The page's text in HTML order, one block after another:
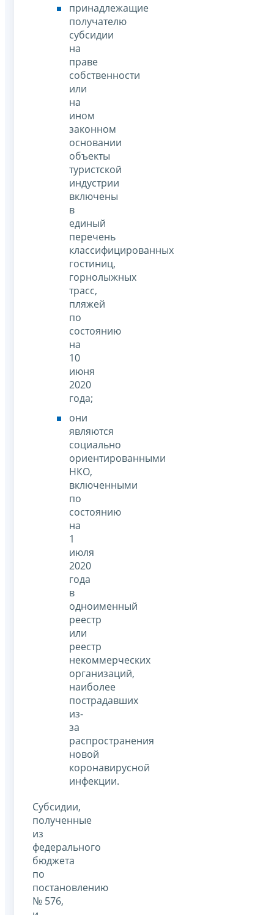
принадлежащие
получателю
субсидии
на
праве
собственности
или
на
ином
законном
основании
объекты
туристской
индустрии
включены
в
единый
перечень
классифицированных
гостиниц,
горнолыжных
трасс,
пляжей
по
состоянию
на
10
июня
2020
года;
они
являются
социально
ориентированными
НКО,
включенными
по
состоянию
на
1
июля
2020
года
в
одноименный
реестр
или
реестр
некоммерческих
организаций,
наиболее
пострадавших
из-
за
распространения
новой
коронавирусной
инфекции.
Субсидии,
полученные
из
федерального
бюджета
по
постановлению
№ 576,